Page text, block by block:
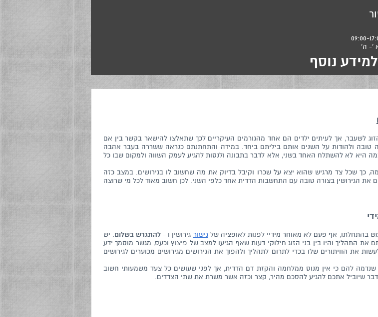
לשעבר, אך לעיתים ילדים הם אחד מהגורמים העיקריים לכך שתאלצו להישאר בקשר בין אם
טובה ולהודות על השנים אותם ביליתם ביחד. במידה והתחתנתם כנראה ששררה בעבר אהבה
היא לא להשתלח האחד בשני, אלא לדבר בתבונה ולנסות להגיע לעמק השווה ולמקום שבו כל
כך שכל צד מרגיש שהוא יצא על שכרו וקיבל בדיוק את מה שחשוב לו בגירושים. במצב כזה
את הגירושין בצורה טובה עם התחשבות הדדית אחד כלפי השני. לכן חשוב מאוד לכל מי שרוצה
בהתחלתו, אף פעם לא מאוחר מידיי לפנות לאופציה שלגישור גירושין ו - להתגרש בשלום. יש
התהליך והיו בין בני הזוג חילוקי דעות שאף הגיעו למצב של פיצוץ וכעס, מגשר מוסמך ידע
את הוויתורים שלו בכדי לתרום לתהליך ולהפוך את הגירושים מגירושים מכוערים לגירושים
שנדמה להם כי אין מנוס ממלחמה והקזת דם הדדית, אך לפני שעושים כל צעד משמעותי חשוב
שיוביל אתכם להגיע להסכם מהיר, קצר וכזה אשר משרת את שתי הצדדים.
נוסף
'- ה'